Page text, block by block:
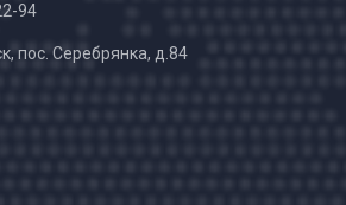
94
пос. Серебрянка, д.84